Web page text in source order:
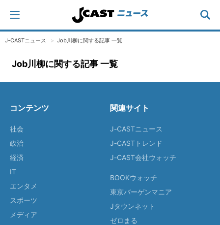
J-CASTニュース Job川柳に関する記事 一覧
Job川柳に関する記事 一覧
コンテンツ
社会
政治
経済
IT
エンタメ
スポーツ
メディア
関連サイト
J-CASTニュース
J-CASTトレンド
J-CAST会社ウォッチ
BOOKウォッチ
東京バーゲンマニア
Jタウンネット
ゼロまる